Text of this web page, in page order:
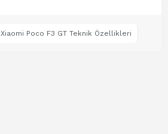
Xiaomi Poco F3 GT Teknik Özellikleri